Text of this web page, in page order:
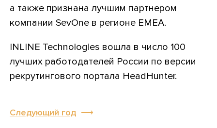
а также признана лучшим партнером
компании SevOne в регионе EMEA.
INLINE Technologies вошла в число 100
лучших работодателей России по версии
рекрутингового портала HeadHunter.
Следующий год